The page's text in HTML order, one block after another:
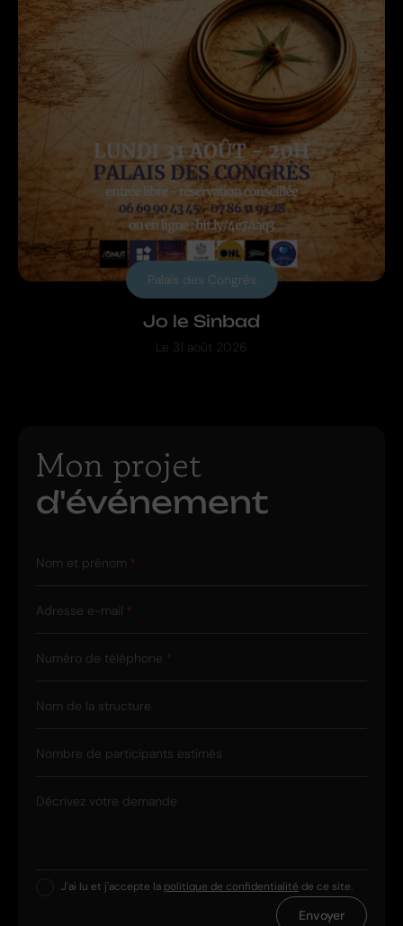
Jo le Sinbad
Palais des Congrès
Le 31 août 2026
Mon projet
d'événement
Nom et prénom
Adresse e-mail
Numéro de téléphone
Nom de la structure
Nombre de participants estimés
Décrivez votre demande
J'ai lu et j'accepte la politique de confidentialité de ce site.
Envoyer